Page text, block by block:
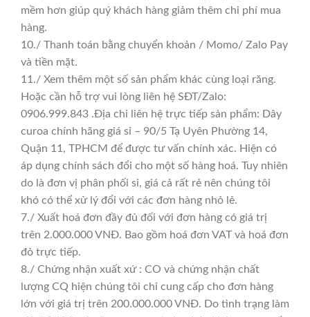
mềm hơn giúp quý khách hàng giảm thêm chi phí mua
hàng.
10./ Thanh toán bằng chuyển khoản / Momo/ Zalo Pay
và tiền mặt.
11./ Xem thêm một số sản phẩm khác cùng loại răng.
Hoặc cần hỗ trợ vui lòng liên hệ SĐT/Zalo:
0906.999.843 .Địa chỉ liên hệ trực tiếp sản phẩm: Dây
curoa chính hãng giá sỉ – 90/5 Tạ Uyên Phường 14,
Quận 11, TPHCM để được tư vấn chính xác. Hiện có
áp dụng chính sách đổi cho một số hàng hoá. Tuy nhiên
do là đơn vị phân phối sỉ, giá cả rất rẻ nên chúng tôi
khó có thể xử lý đổi với các đơn hàng nhỏ lẻ.
7./ Xuất hoá đơn đầy đủ đối với đơn hàng có giá trị
trên 2.000.000 VNĐ. Bao gồm hoá đơn VAT và hoá đơn
đỏ trực tiếp.
8./ Chứng nhận xuất xứ : CO và chứng nhận chất
lượng CQ hiện chúng tôi chỉ cung cấp cho đơn hàng
lớn với giá trị trên 200.000.000 VNĐ. Do tình trạng làm